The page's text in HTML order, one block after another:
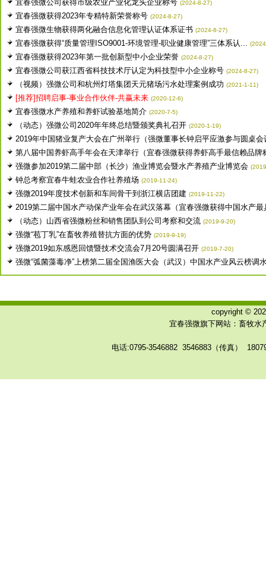
宜春强微公司获得市级农业产业化龙头企业称号 (2024-8-27)
宜春强微获得2023年专精特新荣誉称号 (2024-8-27)
宜春强微生物获得两化融合信息化管理认证体系证书 (2024-8-27)
宜春强微获得“质量管理ISO9001-环境管理-职业健康管理”三体系认...
宜春强微获得2023年第一批创新型中小企业荣誉 (2024-8-27)
宜春强微公司获江西省科技技术厅认定为科技型中小企业称号 (2024-8-27)
（视频）强微公司和杭州灯塔集团天元猪场污水处理案例成功 (2021-1-11)
[推荐]招聘启事-事业合作伙伴-共赢未来 (2020-12-6)
宜春强微水产养殖和养虾试验基地简介 (2020-7-5)
（动态）强微公司2020年年终总结暨颁奖典礼召开 (2020-1-19)
2019年中国猪业复产大会在广州举行（强微董事长钟启平应激参与圆桌会
第八届中国养虾高手年会在天津举行（宜春强微获得养虾高手最信赖品牌
强微参加2019第二届中部（长沙）渔业博览会暨水产养殖产业博览会
钟总考察宜春牛蛙农业合作社养殖场 (2019-11-24)
强微2019年度技术创新和车间骨干到浙江横店团建 (2019-11-22)
2019第二届中国水产动保产业年会在武汉落幕（宜春强微获得中国水产最
（动态）山西省强微粉丝和销售团队到公司考察和交流 (2019-9-20)
强微“苞丁乳”在畜牧养殖替抗方面的优势 (2019-9-19)
强微2019如东感恩回馈暨技术交流会7月20号圆满召开 (2019-7-20)
强微“弧菌藻毒净”上榜第二届全国渔医大会（武汉）中国水产业风云榜调
copyright ©
宜春强微旗下网站：畜牧水
电话:0795-3546882 3546883（传真）